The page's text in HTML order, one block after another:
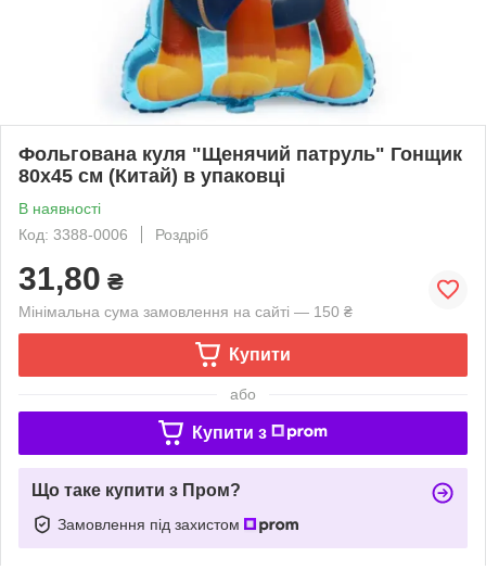
Фольгована куля "Щенячий патруль" Гонщик
80х45 см (Китай) в упаковці
В наявності
Код: 3388-0006
Роздріб
31,80 ₴
Мінімальна сума замовлення на сайті — 150 ₴
Купити
або
Купити з
Що таке купити з Пром?
Замовлення під захистом